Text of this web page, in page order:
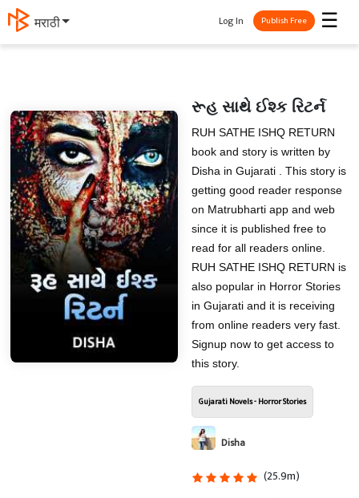
मराठी ☰
Log In Publish Free
રૂહ સાથે ઈશ્ક રિટર્ન
RUH SATHE ISHQ RETURN
book and story is written by
Disha in Gujarati . This story is
getting good reader response
on Matrubharti app and web
since it is published free to
read for all readers online.
RUH SATHE ISHQ RETURN is
also popular in Horror Stories
in Gujarati and it is receiving
from online readers very fast.
Signup now to get access to
this story.
Gujarati Novels - Horror Stories
Disha
(25.9m)